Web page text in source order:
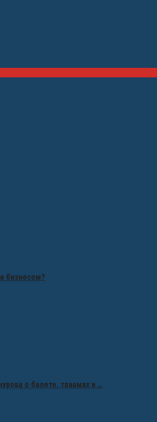
бизнесом?
о балете, травмах и …